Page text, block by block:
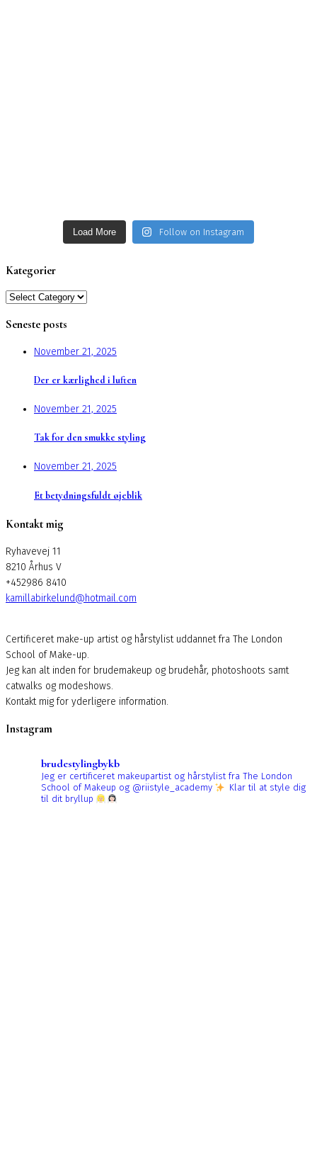
Load More Follow on Instagram
Kategorier
Kategorier
Seneste posts
November 21, 2025
Der er kærlighed i luften
November 21, 2025
Tak for den smukke styling
November 21, 2025
Et betydningsfuldt øjeblik
Kontakt mig
Ryhavevej 11
8210 Århus V
+452986 8410
kamillabirkelund@hotmail.com
Certificeret make-up artist og hårstylist uddannet fra The London
School of Make-up.
Jeg kan alt inden for brudemakeup og brudehår, photoshoots samt
catwalks og modeshows.
Kontakt mig for yderligere information.
Instagram
brudestylingbykb
Jeg er certificeret makeupartist og hårstylist fra The London
School of Makeup og @riistyle_academy
Klar til at style dig
til dit bryllup